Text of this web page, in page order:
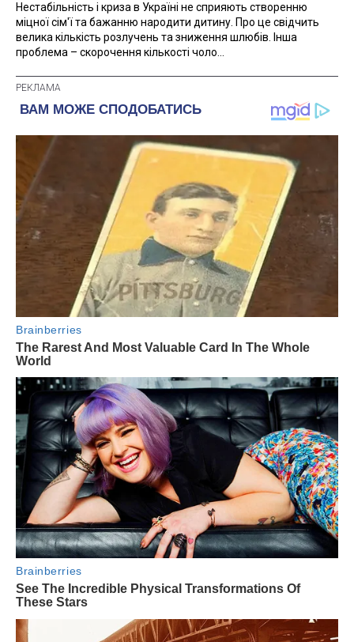
Нестабільність і криза в Україні не сприяють створенню
міцної сім'ї та бажанню народити дитину. Про це свідчить
велика кількість розлучень та зниження шлюбів. Інша
проблема – скорочення кількості чоло...